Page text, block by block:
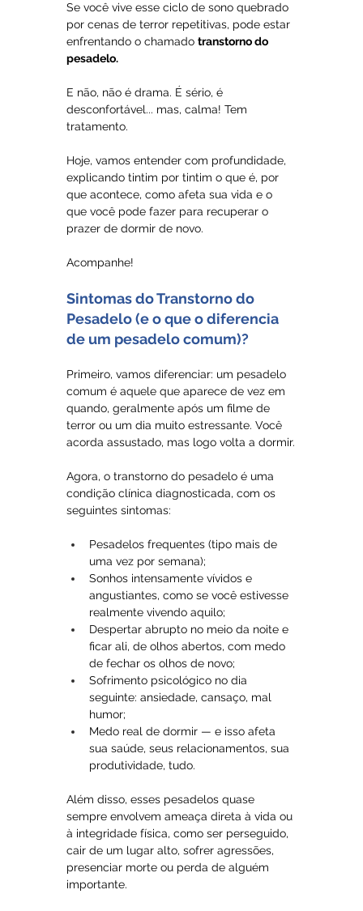
Se você vive esse ciclo de sono quebrado
por cenas de terror repetitivas, pode estar
enfrentando o chamado transtorno do
pesadelo.
E não, não é drama. É sério, é
desconfortável... mas, calma! Tem
tratamento.
Hoje, vamos entender com profundidade,
explicando tintim por tintim o que é, por
que acontece, como afeta sua vida e o
que você pode fazer para recuperar o
prazer de dormir de novo.
Acompanhe!
Sintomas do Transtorno do
Pesadelo (e o que o diferencia
de um pesadelo comum)?
Primeiro, vamos diferenciar: um pesadelo
comum é aquele que aparece de vez em
quando, geralmente após um filme de
terror ou um dia muito estressante. Você
acorda assustado, mas logo volta a dormir.
Agora, o transtorno do pesadelo é uma
condição clínica diagnosticada, com os
seguintes sintomas:
Pesadelos frequentes (tipo mais de
uma vez por semana);
Sonhos intensamente vívidos e
angustiantes, como se você estivesse
realmente vivendo aquilo;
Despertar abrupto no meio da noite e
ficar ali, de olhos abertos, com medo
de fechar os olhos de novo;
Sofrimento psicológico no dia
seguinte: ansiedade, cansaço, mal
humor;
Medo real de dormir — e isso afeta
sua saúde, seus relacionamentos, sua
produtividade, tudo.
Além disso, esses pesadelos quase
sempre envolvem ameaça direta à vida ou
à integridade física, como ser perseguido,
cair de um lugar alto, sofrer agressões,
presenciar morte ou perda de alguém
importante.